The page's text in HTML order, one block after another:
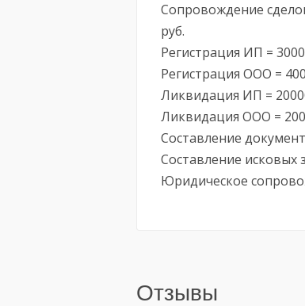
Сопровождение
руб.
Регистрация ИП =
Регистрация ООО =
Ликвидация ИП =
Ликвидация ООО =
Составление
Составление исковых
Юридическое
Отзывы